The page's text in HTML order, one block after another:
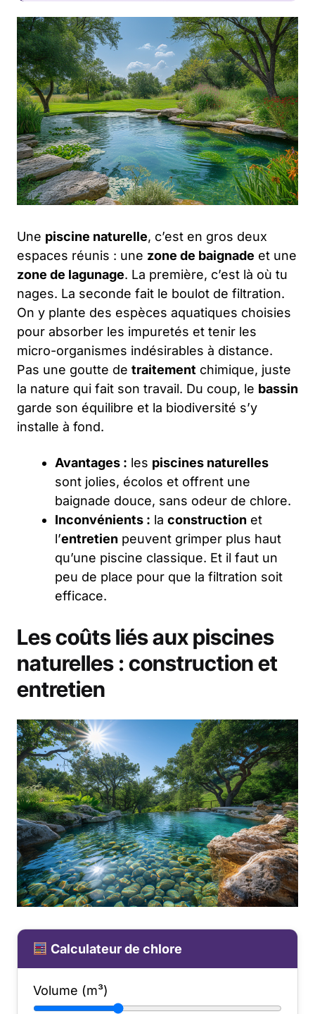
Une piscine naturelle, c’est en gros deux
espaces réunis : une zone de baignade et une
zone de lagunage. La première, c’est là où tu
nages. La seconde fait le boulot de filtration.
On y plante des espèces aquatiques choisies
pour absorber les impuretés et tenir les
micro-organismes indésirables à distance.
Pas une goutte de traitement chimique, juste
la nature qui fait son travail. Du coup, le bassin
garde son équilibre et la biodiversité s’y
installe à fond.
Avantages : les piscines naturelles
sont jolies, écolos et offrent une
baignade douce, sans odeur de chlore.
Inconvénients : la construction et
l’entretien peuvent grimper plus haut
qu’une piscine classique. Et il faut un
peu de place pour que la filtration soit
efficace.
Les coûts liés aux piscines
naturelles : construction et
entretien
Calculateur de chlore
Volume (m³)